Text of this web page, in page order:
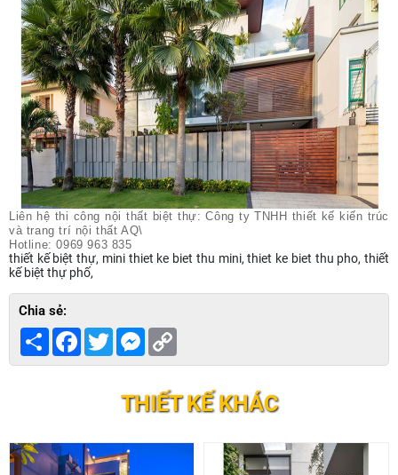
Liên hệ thi công nội thất biệt thự: Công ty TNHH thiết kế kiến trúc
và trang trí nội thất AQ\
Hotline: 0969 963 835
thiết kế biệt thự, mini thiet ke biet thu mini, thiet ke biet thu pho, thiết
kế biệt thự phố,
Chia sẻ:
Share Facebook
TwitterMessenger
THIẾT KẾ KHÁC